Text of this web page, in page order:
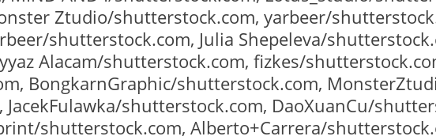
Ztudio/shutterstock.com, yarbeer/
shutterstock.com, Julia Shepeleva/
Alacam/shutterstock.com, fizkes/
BongkarnGraphic/shutterstock.com,
shutterstock.com, DaoXuanCu/
shutterstock.com, Alberto+Carrera/